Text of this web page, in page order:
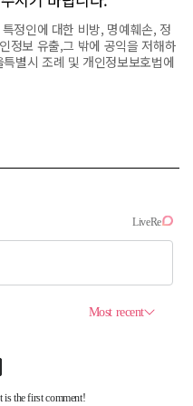
정인에 대한 비방, 명예훼손, 정
정보 유출,그 밖에 공익을 저해하
별시 조례 및 개인정보보호법에